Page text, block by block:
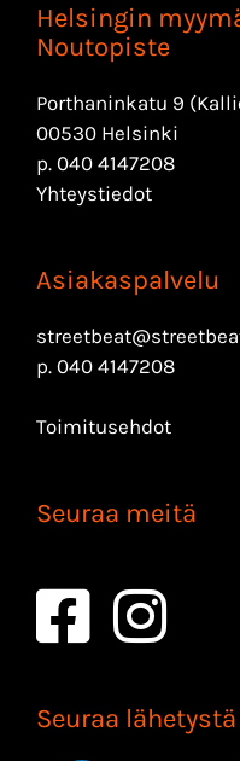
Helsingin
Noutopiste
Porthaninkatu 9
00530 Helsinki
p. 040 4147208
Yhteystiedot
Asiakaspalvelu
p. 040 4147208
Toimitusehdot
Seuraa meitä
Seuraa lähetystä